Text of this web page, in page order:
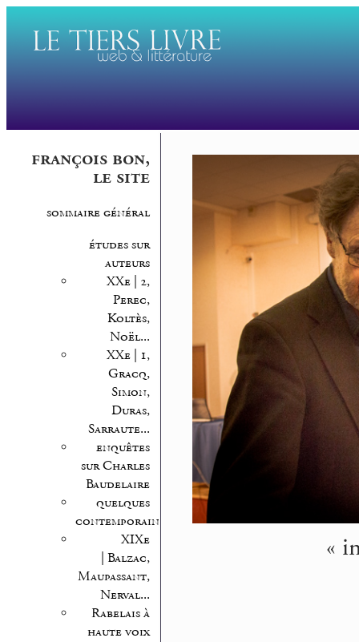
françois bon,
le site
sommaire général
études sur
auteurs
XXe | 2,
Perec,
Koltès,
Noël...
XXe | 1,
Gracq,
Simon,
Duras,
Sarraute...
enquêtes
sur Charles
Baudelaire
quelques
contemporains
XIXe
| Balzac,
Maupassant,
Nerval...
Rabelais à
haute voix
«